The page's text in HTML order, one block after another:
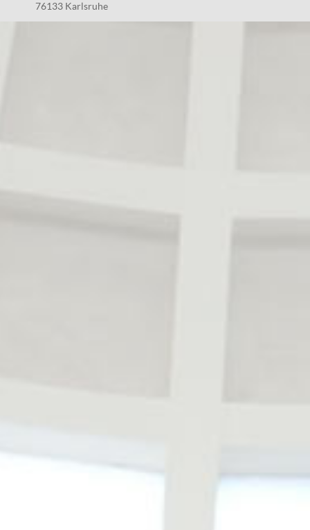
76133 Karlsruhe